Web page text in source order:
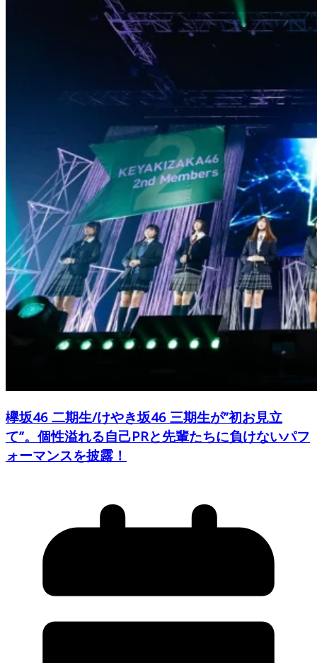
欅坂46 二期生/けやき坂46 三期生が”初お見立
て”。個性溢れる自己PRと先輩たちに負けないパフ
ォーマンスを披露！